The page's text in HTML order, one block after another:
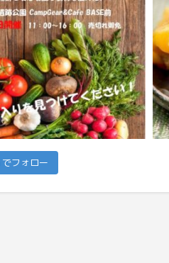
フォロー